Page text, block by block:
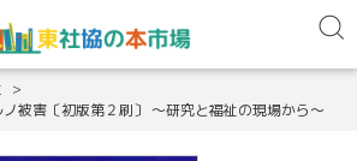
被害〔初版第２刷〕 ～研究と福祉の現場から～